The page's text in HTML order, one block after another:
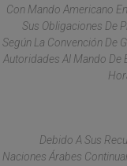
Con Mando Americano
Sus Obligaciones De
Según La Convención De
Autoridades Al Mando De
Debido A Sus
Naciones Árabes